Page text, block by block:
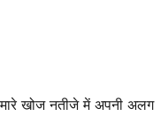
खोज नतीजे में अपनी अलग